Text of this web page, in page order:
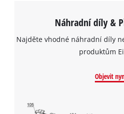
Náhradní díly &
Najděte vhodné náhradní díly
produktům
Objevit